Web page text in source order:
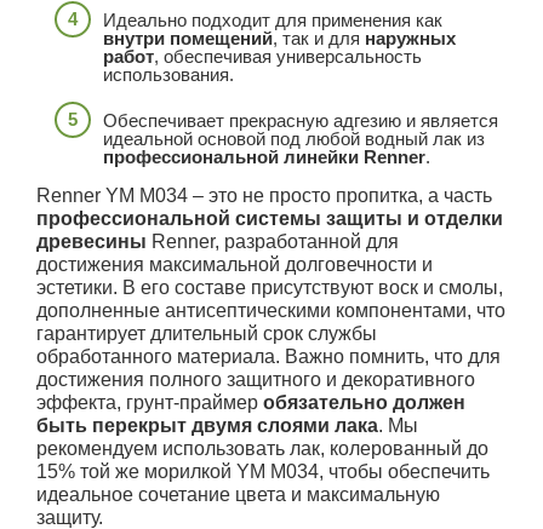
Идеально подходит для применения как
внутри помещений, так и для наружных
работ, обеспечивая универсальность
использования.
Обеспечивает прекрасную адгезию и является
идеальной основой под любой водный лак из
профессиональной линейки Renner.
Renner YМ М034 – это не просто пропитка, а часть
профессиональной системы защиты и отделки
древесины Renner, разработанной для
достижения максимальной долговечности и
эстетики. В его составе присутствуют воск и смолы,
дополненные антисептическими компонентами, что
гарантирует длительный срок службы
обработанного материала. Важно помнить, что для
достижения полного защитного и декоративного
эффекта, грунт-праймер обязательно должен
быть перекрыт двумя слоями лака. Мы
рекомендуем использовать лак, колерованный до
15% той же морилкой YМ М034, чтобы обеспечить
идеальное сочетание цвета и максимальную
защиту.